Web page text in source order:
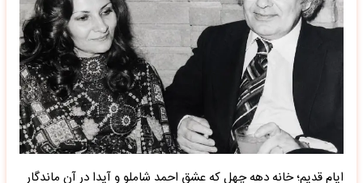
ایام قدیم؛ خانه دهه چهل که عشق احمد شاملو و آیدا در آن ماندگار